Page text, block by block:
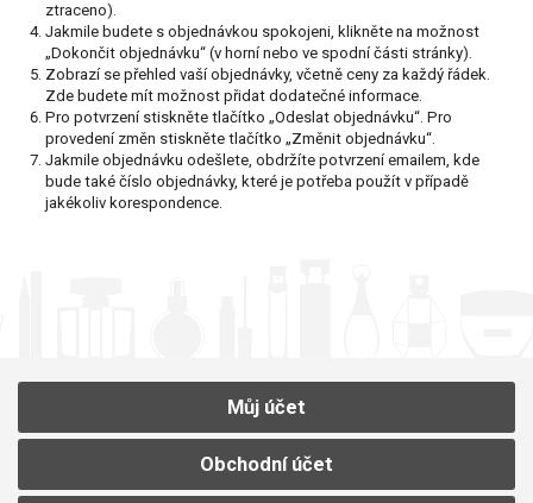
FAQ – DOTAZY
OBJEDNÁVKA ONLINE
MŮJ ÚČET
ztraceno).
Jakmile budete s objednávkou spokojeni, klikněte na možnost
„Dokončit objednávku“ (v horní nebo ve spodní části stránky).
Zobrazí se přehled vaší objednávky, včetně ceny za každý řádek.
Zde budete mít možnost přidat dodatečné informace.
Pro potvrzení stiskněte tlačítko „Odeslat objednávku“. Pro
provedení změn stiskněte tlačítko „Změnit objednávku“.
Jakmile objednávku odešlete, obdržíte potvrzení emailem, kde
bude také číslo objednávky, které je potřeba použít v případě
jakékoliv korespondence.
Můj účet
Obchodní účet